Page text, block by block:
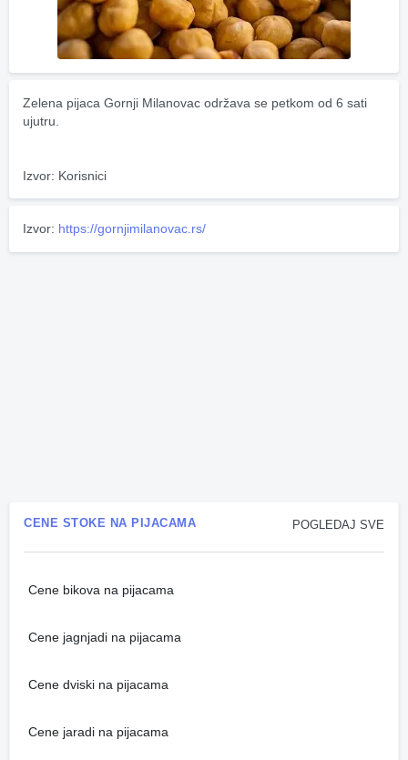
Zelena pijaca Gornji Milanovac održava se petkom od 6 sati
ujutru.
Izvor: Korisnici
Izvor: https://gornjimilanovac.rs/
POGLEDAJ SVE
CENE STOKE NA PIJACAMA
Cene bikova na pijacama
Cene jagnjadi na pijacama
Cene dviski na pijacama
Cene jaradi na pijacama